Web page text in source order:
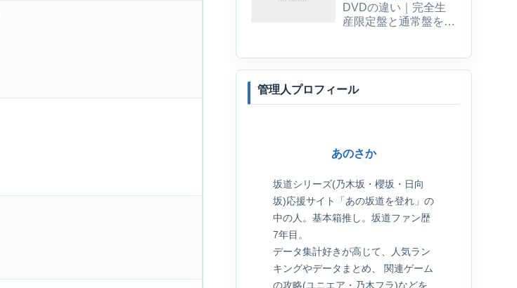
DVDの違い｜完全生
産限定盤と通常盤を比
管理人プロフィール
あのさか
坂道シリーズ(乃木坂・櫻坂・日向
坂)応援サイト「あの坂道を登れ」の
中の人。基本箱推し。坂道ファン歴
7年目。
データ集計好きが高じて、人気ラン
キングやデータまとめ、 関連ゲーム
の攻略(ユニエア・乃木フラ)などを